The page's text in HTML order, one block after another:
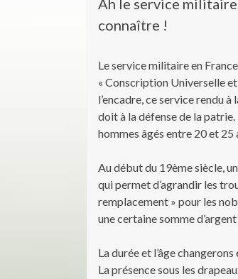
connaître !
Le service militaire en
« Conscription Universelle
l’encadre, ce service rendu
doit à la défense de la
hommes âgés entre 20 et 25
Au début du 19ème siècle,
qui permet d’agrandir les
remplacement » pour les
une certaine somme
La durée et l’âge
La présence sous les